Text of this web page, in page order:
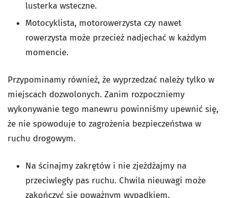
lusterka wsteczne.
Motocyklista, motorowerzysta czy nawet
rowerzysta może przecież nadjechać w każdym
momencie.
Przypominamy również, że wyprzedzać należy tylko w
miejscach dozwolonych. Zanim rozpoczniemy
wykonywanie tego manewru powinniśmy upewnić się,
że nie spowoduje to zagrożenia bezpieczeństwa w
ruchu drogowym.
Na ścinajmy zakrętów i nie zjeżdżajmy na
przeciwległy pas ruchu. Chwila nieuwagi może
zakończyć się poważnym wypadkiem.